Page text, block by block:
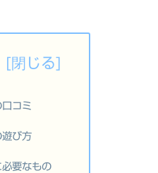
コミ
遊び方
要なもの